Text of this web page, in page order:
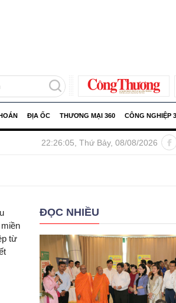
ĐỊA ỐC THƯƠNG MẠI 360 CÔNG NGHIỆP
doanh nghiệp tung ưu đãi dịp 8/8,
22:26:06, Thứ Bảy, 08/08/2026
từ
ĐỌC NHIỀU